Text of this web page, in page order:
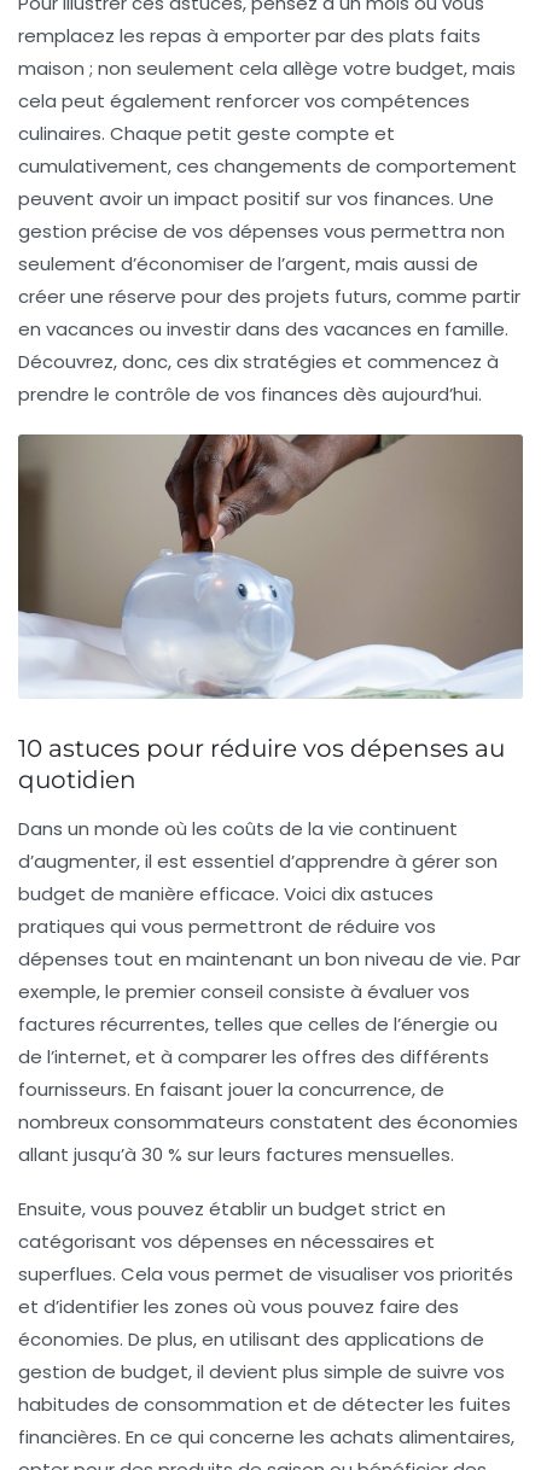
remplacez les repas à emporter par des plats faits
maison ; non seulement cela allège votre budget, mais
cela peut également renforcer vos compétences
culinaires. Chaque petit geste compte et
cumulativement, ces changements de comportement
peuvent avoir un impact positif sur vos finances. Une
gestion précise de vos dépenses vous permettra non
seulement d’économiser de l’argent, mais aussi de
créer une réserve pour des projets futurs, comme partir
en vacances ou investir dans des vacances en famille.
Découvrez, donc, ces dix stratégies et commencez à
prendre le contrôle de vos finances dès aujourd’hui.
10 astuces pour réduire vos dépenses au
quotidien
Dans un monde où les coûts de la vie continuent
d’augmenter, il est essentiel d’apprendre à gérer son
budget de manière efficace. Voici dix astuces
pratiques qui vous permettront de réduire vos
dépenses tout en maintenant un bon niveau de vie. Par
exemple, le premier conseil consiste à évaluer vos
factures récurrentes, telles que celles de l’énergie ou
de l’internet, et à comparer les offres des différents
fournisseurs. En faisant jouer la concurrence, de
nombreux consommateurs constatent des économies
allant jusqu’à 30 % sur leurs factures mensuelles.
Ensuite, vous pouvez établir un budget strict en
catégorisant vos dépenses en nécessaires et
superflues. Cela vous permet de visualiser vos priorités
et d’identifier les zones où vous pouvez faire des
économies. De plus, en utilisant des applications de
gestion de budget, il devient plus simple de suivre vos
habitudes de consommation et de détecter les fuites
financières. En ce qui concerne les achats alimentaires,